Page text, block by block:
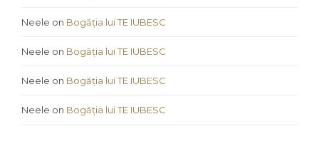
Neele on Bogăția lui TE IUBESC
Neele on Bogăția lui TE IUBESC
Neele on Bogăția lui TE IUBESC
Neele on Bogăția lui TE IUBESC